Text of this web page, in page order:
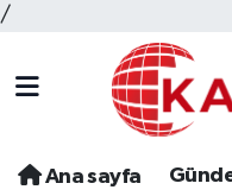
/
Ana sayfa